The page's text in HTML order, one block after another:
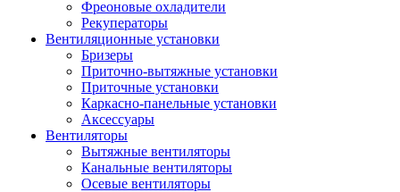
Фреоновые охладители
Рекуператоры
Вентиляционные установки
Бризеры
Приточно-вытяжные установки
Приточные установки
Каркасно-панельные установки
Аксессуары
Вентиляторы
Вытяжные вентиляторы
Канальные вентиляторы
Осевые вентиляторы